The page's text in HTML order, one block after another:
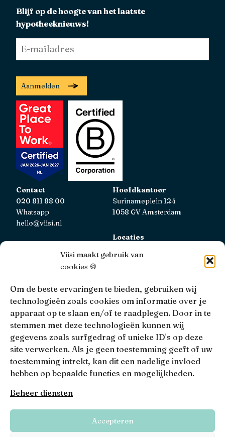
Viisi maakt gebruik van
cookies 🍪
Om de beste ervaringen te bieden, gebruiken wij
technologieën zoals cookies om informatie over je
apparaat op te slaan en/of te raadplegen. Door in te
stemmen met deze technologieën kunnen wij
gegevens zoals surfgedrag of unieke ID's op deze
site verwerken. Als je geen toestemming geeft of uw
toestemming intrekt, kan dit een nadelige invloed
hebben op bepaalde functies en mogelijkheden.
Beheer diensten
Accepteren
Blijf op de hoogte van het laatste
hypotheeknieuws!
mailadres *
Aanmelden
Contact
020 811 88 00
Whatsapp
hello@viisi.nl
Hoofdkantoor
Surinameplein 124
1058 GV Amsterdam
Locaties
Viisi Hypotheken is geregistreerd bij de AFM.
Registratienummer: 12039833
KiFiD
Niet tevreden over onze interne klachtbehandeling, dan
kun je terecht bijKiFiD.
Viisi © 2026
Algemene voorwaarden
Privacy, disclaimers en voorwaarden